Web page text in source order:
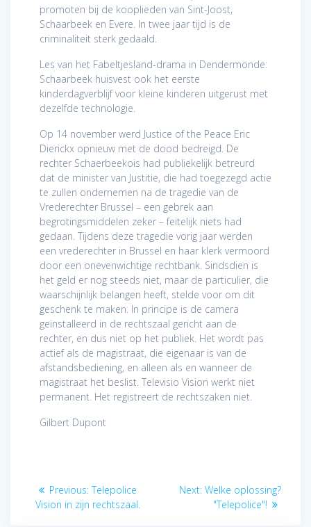
promoten bij de kooplieden van Sint-Joost,
Schaarbeek en Evere. In twee jaar tijd is de
criminaliteit sterk gedaald.
Les van het Fabeltjesland-drama in Dendermonde:
Schaarbeek huisvest ook het eerste
kinderdagverblijf voor kleine kinderen uitgerust met
dezelfde technologie.
Op 14 november werd Justice of the Peace Eric
Dierickx opnieuw met de dood bedreigd. De
rechter Schaerbeekois had publiekelijk betreurd
dat de minister van Justitie, die had toegezegd actie
te zullen ondernemen na de tragedie van de
Vrederechter Brussel – een gebrek aan
begrotingsmiddelen zeker – feitelijk niets had
gedaan. Tijdens deze tragedie vorig jaar werden
een vrederechter in Brussel en haar klerk vermoord
door een onevenwichtige rechtbank. Sindsdien is
het geld er nog steeds niet, maar de particulier, die
waarschijnlijk belangen heeft, stelde voor om dit
geschenk te maken. In principe is de camera
geïnstalleerd in de rechtszaal gericht aan de
rechter, en dus niet op het publiek. Het wordt pas
actief als de magistraat, die eigenaar is van de
afstandsbediening, en alleen als en wanneer de
magistraat het beslist. Televisio Vision werkt niet
permanent. Het registreert de rechtszaken niet.
Gilbert Dupont
Berichtnavigatie
Previous:Previous
post:
Telepolice
Vision in zijn rechtszaal.
Next: Next
post:
Welke oplossing?
"Telepolice"!